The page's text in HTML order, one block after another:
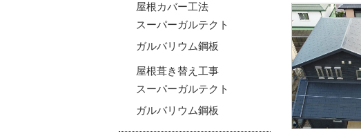
屋根カバー工法
スーパーガルテクト
ガルバリウム鋼板
屋根葺き替え工事
スーパーガルテクト
ガルバリウム鋼板